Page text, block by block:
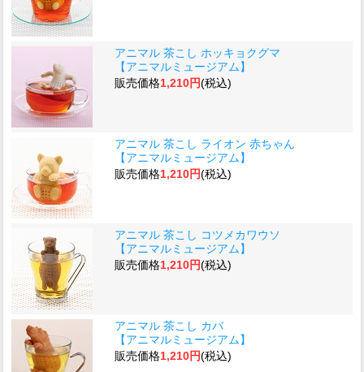
アニマル 茶こし ホッキョクグマ
【アニマルミュージアム】
販売価格1,210円(税込)
アニマル 茶こし ライオン 赤ちゃん
【アニマルミュージアム】
販売価格1,210円(税込)
アニマル 茶こし コツメカワウソ
【アニマルミュージアム】
販売価格1,210円(税込)
アニマル 茶こし カバ
【アニマルミュージアム】
販売価格1,210円(税込)